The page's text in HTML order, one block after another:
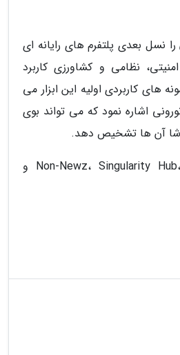
نسل بعدی پلتفرم های رایانه ای
نظامی و کشاورزی کاربرد
های کاربردی اولیه این ابزار می
اشاره نمود که می تواند بوی
آن ها تشخیص دهد.
منابع: Non-Newz، Singularity Hub، Live Science و